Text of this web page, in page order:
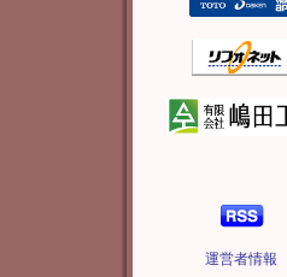
運営者情報